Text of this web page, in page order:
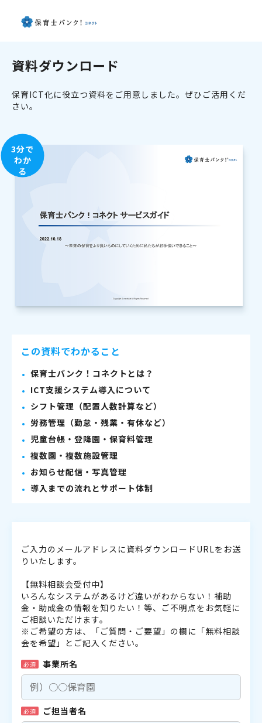
資料ダウンロード
保育ICT化に役立つ資料をご用意しました。ぜひご活用くだ
さい。
3分で
わか
る
この資料でわかること
保育士バンク！コネクトとは？
ICT支援システム導入について
シフト管理（配置人数計算など）
労務管理（勤怠・残業・有休など）
児童台帳・登降園・保育料管理
複数園・複数施設管理
お知らせ配信・写真管理
導入までの流れとサポート体制
ご入力のメールアドレスに資料ダウンロードURLをお送
りいたします。
【無料相談会受付中】
いろんなシステムがあるけど違いがわからない！補助
金・助成金の情報を知りたい！等、ご不明点をお気軽に
ご相談いただけます。
※ご希望の方は、「ご質問・ご要望」の欄に「無料相談
会を希望」とご記入ください。
必須 事業所名
必須 ご担当者名